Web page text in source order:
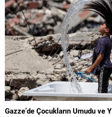
Gazze’de Çocukların Umudu ve